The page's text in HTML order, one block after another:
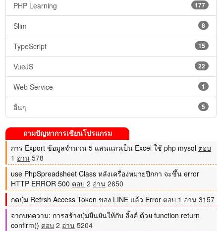
177
PHP Learning
8
Slim
15
TypeScript
22
VueJS
1
Web Service
5
อื่นๆ
ถามปัญหาการเขียนโปรแกรม
การ Export ข้อมูลจำนวน 5 แสนแถวเป็น Excel ใช้ php mysql ตอบ
1 อ่าน 578
use PhpSpreadsheet Class หลังเครื่องหมายปีกกา จะขึ้น error
HTTP ERROR 500 ตอบ 2 อ่าน 2650
กดปุ่ม Refrsh Access Token ของ LINE แล้ว Error ตอบ 1 อ่าน 3157
จากบทความ: การสร้างปุ่มยืนยันให้กับ ลิ้งค์ ด้วย function return
confirm() ตอบ 2 อ่าน 5204